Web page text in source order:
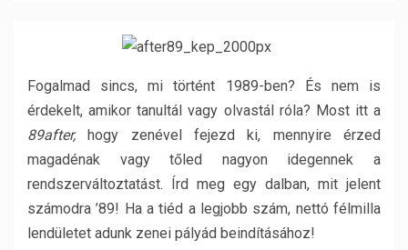
Fogalmad sincs, mi történt 1989-ben? És nem is
érdekelt, amikor tanultál vagy olvastál róla? Most itt a
89after,hogy zenével fejezd ki, mennyire érzed
magadénak vagy tőled nagyon idegennek a
rendszerváltoztatást. Írd meg egy dalban, mit jelent
számodra ’89! Ha a tiéd a legjobb szám, nettó félmilla
lendületet adunk zenei pályád beindításához!